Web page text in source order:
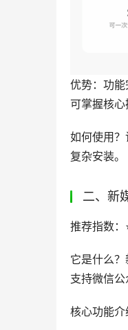
优势：功
可掌握核
如何使用？
复杂安装。
二、新
推荐指数：
它是什么
支持微信
核心功能介